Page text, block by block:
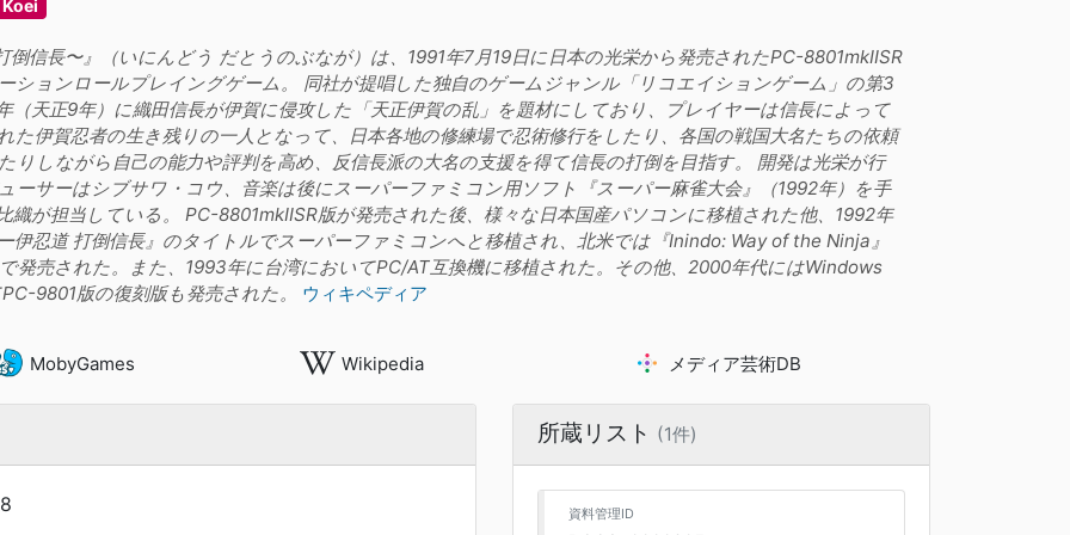
Koei
倒信長〜』（いにんどう だとうのぶなが）は、1991年7月19日に日本の光栄から発売されたPC-8801mkIISR
ションロールプレイングゲーム。 同社が提唱した独自のゲームジャンル「リコエイションゲーム」の第3
（天正9年）に織田信長が伊賀に侵攻した「天正伊賀の乱」を題材にしており、プレイヤーは信長によって
た伊賀忍者の生き残りの一人となって、日本各地の修練場で忍術修行をしたり、各国の戦国大名たちの依頼
りしながら自己の能力や評判を高め、反信長派の大名の支援を得て信長の打倒を目指す。 開発は光栄が行
ーサーはシブサワ・コウ、音楽は後にスーパーファミコン用ソフト『スーパー麻雀大会』（1992年）を手
織が担当している。 PC-8801mkIISR版が発売された後、様々な日本国産パソコンに移植された他、1992年
伊忍道 打倒信長』のタイトルでスーパーファミコンへと移植され、北米では『Inindo: Way of the Ninja』
発売された。また、1993年に台湾においてPC/AT互換機に移植された。その他、2000年代にはWindows
9801版の復刻版も発売された。
ウィキペディア
MobyGames Wikipedia メディア芸術DB
所蔵リスト (1件)
資料管理ID